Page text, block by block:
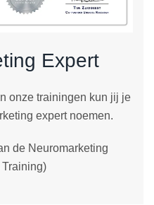
Expert
onze trainingen kun jij je
expert noemen.
de Neuromarketing